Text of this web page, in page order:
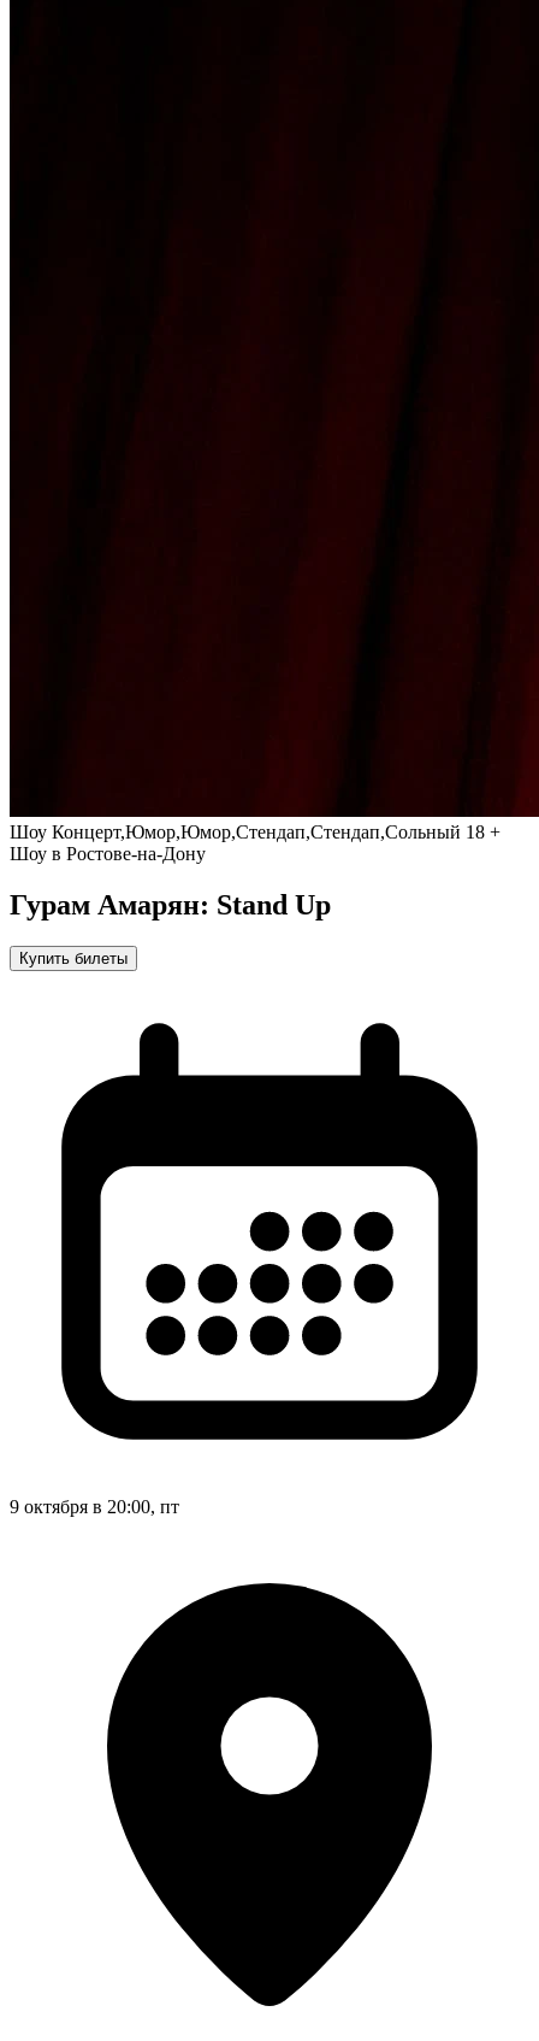
Шоу Концерт,Юмор,Юмор,Стендап,Стендап,Сольный 18 +
Шоу в Ростове-на-Дону
Гурам Амарян: Stand Up
Купить билеты
9 октября в 20:00, пт